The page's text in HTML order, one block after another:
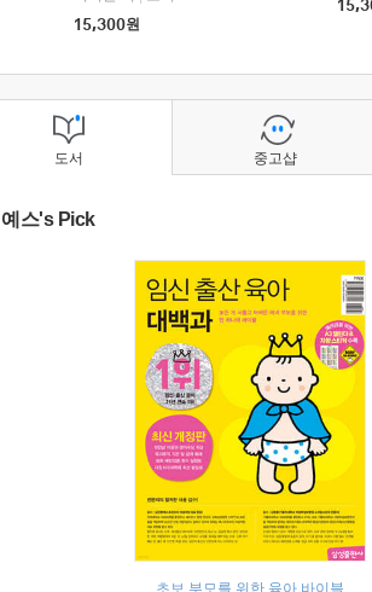
15,300원
도서
예스's Pick
초보 부모를 위한 육아 바이블
중고샵